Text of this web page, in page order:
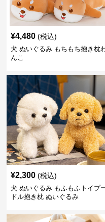
¥4,480 (税込)
犬 ぬいぐるみ もちもち抱き枕
んこ
¥2,300 (税込)
犬 ぬいぐるみ もふもふトイプ
ドル抱き枕 ぬいぐるみ